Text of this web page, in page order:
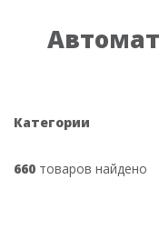
Категории
660 товаров найдено